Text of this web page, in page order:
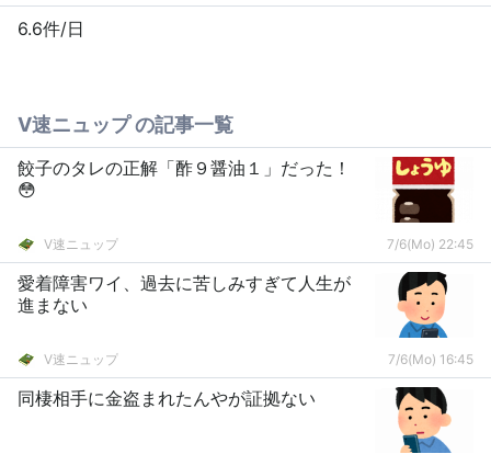
6.6件/日
V速ニュップ の記事一覧
餃子のタレの正解「酢９醤油１」だった！
😳
V速ニュップ 7/6(Mo) 22:45
愛着障害ワイ、過去に苦しみすぎて人生が
進まない
V速ニュップ 7/6(Mo) 16:45
同棲相手に金盗まれたんやが証拠ない